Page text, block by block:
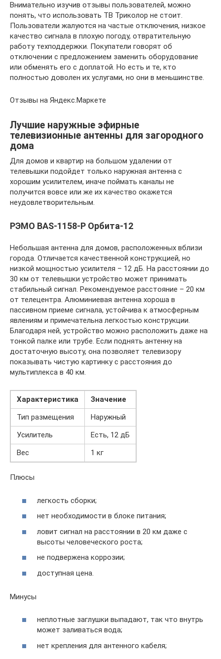
Внимательно изучив отзывы пользователей, можно
понять, что использовать ТВ Триколор не стоит.
Пользователи жалуются на частые отключения, низкое
качество сигнала в плохую погоду, отвратительную
работу техподдержки. Покупатели говорят об
отключении с предложением заменить оборудование
или обменять его с доплатой. Но есть и те, кто
полностью доволен их услугами, но они в меньшинстве.
Отзывы на Яндекс.Маркете
Лучшие наружные эфирные
телевизионные антенны для загородного
дома
Для домов и квартир на большом удалении от
телевышки подойдет только наружная антенна с
хорошим усилителем, иначе поймать каналы не
получится вовсе или же их качество окажется
неудовлетворительным.
РЭМО BAS-1158-P Орбита-12
Небольшая антенна для домов, расположенных вблизи
города. Отличается качественной конструкцией, но
низкой мощностью усилителя – 12 дБ. На расстоянии до
30 км от телевышки устройство может принимать
стабильный сигнал. Рекомендуемое расстояние – 20 км
от телецентра. Алюминиевая антенна хороша в
пассивном приеме сигнала, устойчива к атмосферным
явлениям и примечательна легкостью конструкции.
Благодаря ней, устройство можно расположить даже на
тонкой палке или трубе. Если поднять антенну на
достаточную высоту, она позволяет телевизору
показывать чистую картинку с расстояния до
мультиплекса в 40 км.
Характеристика
Значение
Тип размещения
Наружный
Усилитель
Есть, 12 дБ
Вес
1 кг
Плюсы
легкость сборки;
нет необходимости в блоке питания;
ловит сигнал на расстоянии в 20 км даже с
высоты человеческого роста;
не подвержена коррозии;
доступная цена.
Минусы
неплотные заглушки выпадают, так что внутрь
может заливаться вода;
нет крепления для антенного кабеля;